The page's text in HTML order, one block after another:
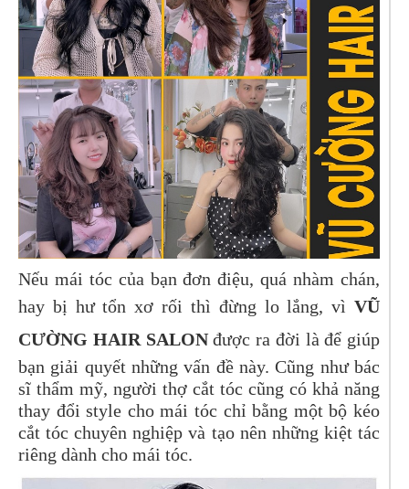
Nếu mái tóc của bạn đơn điệu, quá nhàm chán,
hay bị hư tổn xơ rối thì đừng lo lắng, vì VŨ
CƯỜNG HAIR SALONđược ra đời là để giúp
bạn giải quyết những vấn đề này. Cũng như bác
sĩ thẩm mỹ, người thợ cắt tóc cũng có khả năng
thay đổi style cho mái tóc chỉ bằng một bộ kéo
cắt tóc chuyên nghiệp và tạo nên những kiệt tác
riêng dành cho mái tóc.